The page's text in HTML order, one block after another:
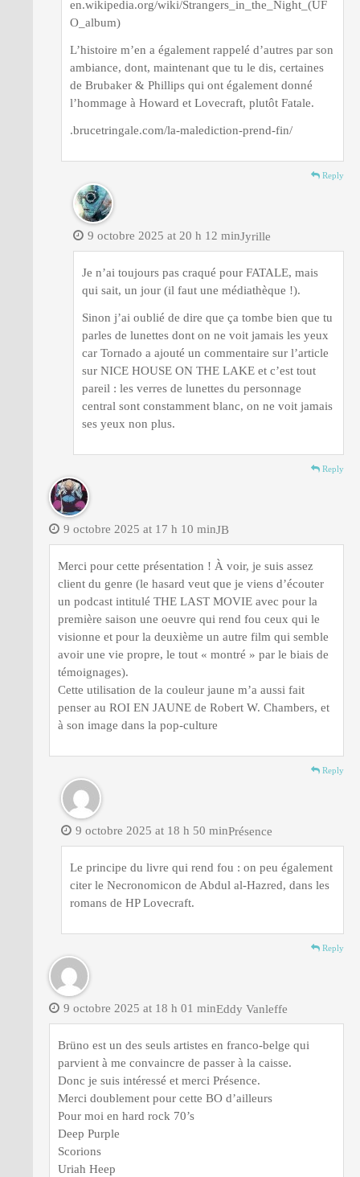
en.wikipedia.org/wiki/Strangers_in_the_Night_(UF
O_album)
L’histoire m’en a également rappelé d’autres par son
ambiance, dont, maintenant que tu le dis, certaines
de Brubaker & Phillips qui ont également donné
l’hommage à Howard et Lovecraft, plutôt Fatale.
.brucetringale.com/la-malediction-prend-fin/
Reply
Jyrille
9 octobre 2025 at 20 h 12 min
Je n’ai toujours pas craqué pour FATALE, mais
qui sait, un jour (il faut une médiathèque !).
Sinon j’ai oublié de dire que ça tombe bien que tu
parles de lunettes dont on ne voit jamais les yeux
car Tornado a ajouté un commentaire sur l’article
sur NICE HOUSE ON THE LAKE et c’est tout
pareil : les verres de lunettes du personnage
central sont constamment blanc, on ne voit jamais
ses yeux non plus.
Reply
JB
9 octobre 2025 at 17 h 10 min
Merci pour cette présentation ! À voir, je suis assez
client du genre (le hasard veut que je viens d’écouter
un podcast intitulé THE LAST MOVIE avec pour la
première saison une oeuvre qui rend fou ceux qui le
visionne et pour la deuxième un autre film qui semble
avoir une vie propre, le tout « montré » par le biais de
témoignages).
Cette utilisation de la couleur jaune m’a aussi fait
penser au ROI EN JAUNE de Robert W. Chambers, et
à son image dans la pop-culture
Reply
Présence
9 octobre 2025 at 18 h 50 min
Le principe du livre qui rend fou : on peu également
citer le Necronomicon de Abdul al-Hazred, dans les
romans de HP Lovecraft.
Reply
Eddy Vanleffe
9 octobre 2025 at 18 h 01 min
Brüno est un des seuls artistes en franco-belge qui
parvient à me convaincre de passer à la caisse.
Donc je suis intéressé et merci Présence.
Merci doublement pour cette BO d’ailleurs
Pour moi en hard rock 70’s
Deep Purple
Scorions
Uriah Heep